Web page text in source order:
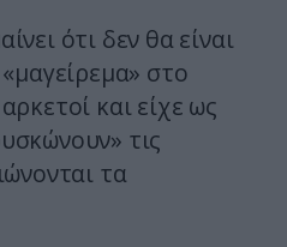
ότι δεν θα είναι
στο
και είχε ως
τις
τα